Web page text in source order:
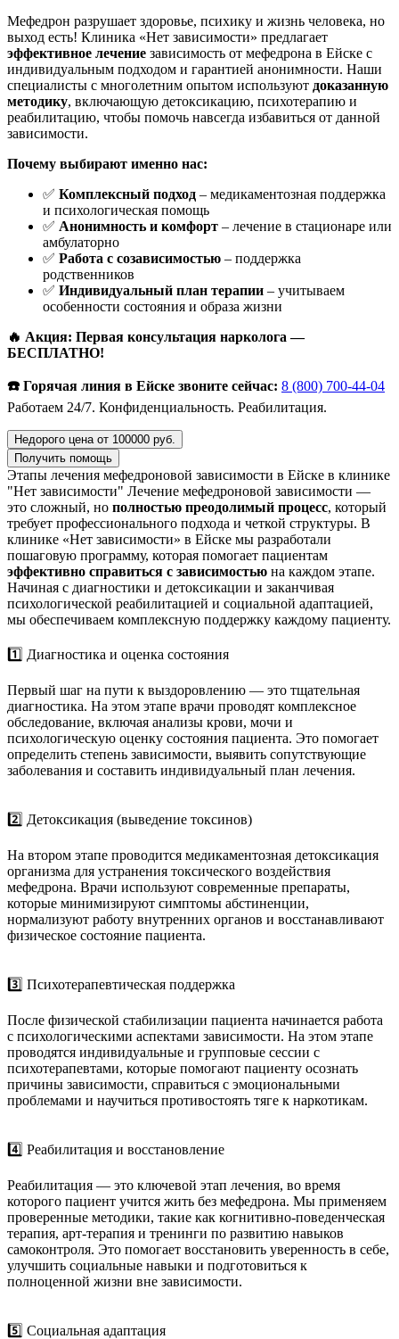
Мефедрон разрушает здоровье, психику и жизнь человека, но
выход есть! Клиника «Нет зависимости» предлагает
эффективное лечение зависимость от мефедрона в Ейске с
индивидуальным подходом и гарантией анонимности. Наши
специалисты с многолетним опытом используют доказанную
методику, включающую детоксикацию, психотерапию и
реабилитацию, чтобы помочь навсегда избавиться от данной
зависимости.
Почему выбирают именно нас:
✅ Комплексный подход – медикаментозная поддержка
и психологическая помощь
✅ Анонимность и комфорт – лечение в стационаре или
амбулаторно
✅ Работа с созависимостью – поддержка
родственников
✅ Индивидуальный план терапии – учитываем
особенности состояния и образа жизни
🔥 Акция: Первая консультация нарколога —
БЕСПЛАТНО!
☎️ Горячая линия в Ейске звоните сейчас: 8 (800) 700-44-04
Работаем 24/7. Конфиденциальность. Реабилитация.
Недорого цена от 100000 руб.
Получить помощь
Этапы лечения мефедроновой зависимости в Ейске в клинике
"Нет зависимости" Лечение мефедроновой зависимости —
это сложный, но полностью преодолимый процесс, который
требует профессионального подхода и четкой структуры. В
клинике «Нет зависимости» в Ейске мы разработали
пошаговую программу, которая помогает пациентам
эффективно справиться с зависимостью на каждом этапе.
Начиная с диагностики и детоксикации и заканчивая
психологической реабилитацией и социальной адаптацией,
мы обеспечиваем комплексную поддержку каждому пациенту.
1️⃣ Диагностика и оценка состояния
Первый шаг на пути к выздоровлению — это тщательная
диагностика. На этом этапе врачи проводят комплексное
обследование, включая анализы крови, мочи и
психологическую оценку состояния пациента. Это помогает
определить степень зависимости, выявить сопутствующие
заболевания и составить индивидуальный план лечения.
2️⃣ Детоксикация (выведение токсинов)
На втором этапе проводится медикаментозная детоксикация
организма для устранения токсического воздействия
мефедрона. Врачи используют современные препараты,
которые минимизируют симптомы абстиненции,
нормализуют работу внутренних органов и восстанавливают
физическое состояние пациента.
3️⃣ Психотерапевтическая поддержка
После физической стабилизации пациента начинается работа
с психологическими аспектами зависимости. На этом этапе
проводятся индивидуальные и групповые сессии с
психотерапевтами, которые помогают пациенту осознать
причины зависимости, справиться с эмоциональными
проблемами и научиться противостоять тяге к наркотикам.
4️⃣ Реабилитация и восстановление
Реабилитация — это ключевой этап лечения, во время
которого пациент учится жить без мефедрона. Мы применяем
проверенные методики, такие как когнитивно-поведенческая
терапия, арт-терапия и тренинги по развитию навыков
самоконтроля. Это помогает восстановить уверенность в себе,
улучшить социальные навыки и подготовиться к
полноценной жизни вне зависимости.
5️⃣ Социальная адаптация